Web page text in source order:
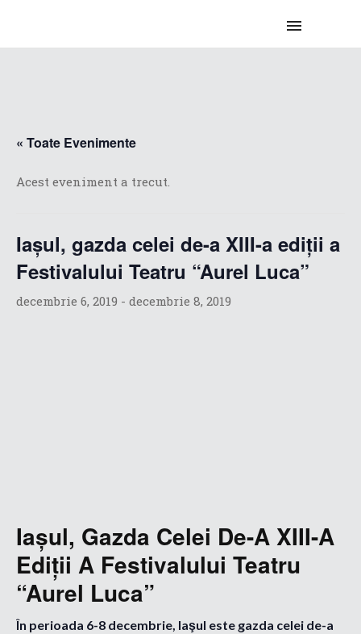
« Toate Evenimente
Acest eveniment a trecut.
Iaşul, gazda celei de-a XIII-a ediţii a
Festivalului Teatru “Aurel Luca”
decembrie 6, 2019 - decembrie 8, 2019
Iaşul, Gazda Celei De-A XIII-A
Ediţii A Festivalului Teatru
“Aurel Luca”
În perioada 6-8 decembrie, Iaşul este gazda celei de-a